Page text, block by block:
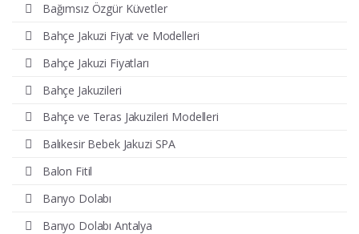
Bağımsız Özgür Küvetler
Bahçe Jakuzi Fiyat ve Modelleri
Bahçe Jakuzi Fiyatları
Bahçe Jakuzileri
Bahçe ve Teras Jakuzileri Modelleri
Balıkesir Bebek Jakuzi SPA
Balon Fitil
Banyo Dolabı
Banyo Dolabı Antalya